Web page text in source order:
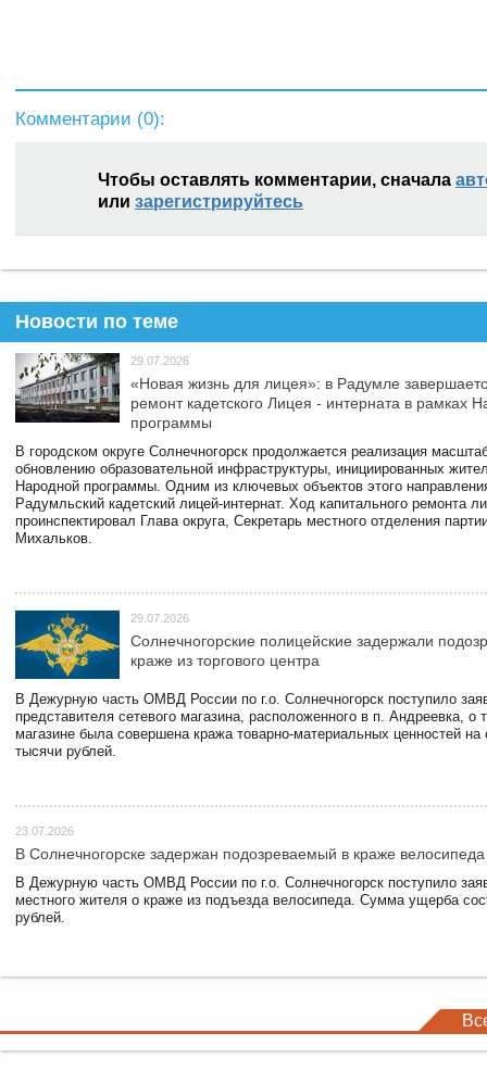
Комментарии (0):
Чтобы оставлять комментарии, сначала
или зарегистрируйтесь
Новости по теме
29.07.2026
«Новая жизнь для лицея»: в Радумле
ремонт кадетского Лицея - интерната в рамках
программы
В городском округе Солнечногорск продолжается реализация
обновлению образовательной инфраструктуры, инициированных
Народной программы. Одним из ключевых объектов этого
Радумльский кадетский лицей-интернат. Ход капитального ремонта
проинспектировал Глава округа, Секретарь местного отделения
Михальков.
29.07.2026
Солнечногорские полицейские задержали
краже из торгового центра
В Дежурную часть ОМВД России по г.о. Солнечногорск поступило
представителя сетевого магазина, расположенного в п. Андреевка, о
магазине была совершена кража товарно-материальных ценностей
тысячи рублей.
23.07.2026
В Солнечногорске задержан подозреваемый в краже велосипеда
В Дежурную часть ОМВД России по г.о. Солнечногорск поступило
местного жителя о краже из подъезда велосипеда. Сумма ущерба
рублей.